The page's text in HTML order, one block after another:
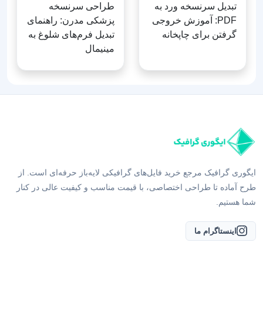
تبدیل سرنسخه ورد به
PDF: آموزش خروجی
گرفتن برای چاپخانه
طراحی سرنسخه
پزشکی مدرن: راهنمای
تبدیل فرم‌های شلوغ به
مینیمال
ایگوری گرافیک مرجع خرید فایل‌های گرافیکی لایه‌باز حرفه‌ای است. از
طرح آماده تا طراحی اختصاصی، با قیمت مناسب و کیفیت عالی در کنار
شما هستیم.
اینستاگرام ما